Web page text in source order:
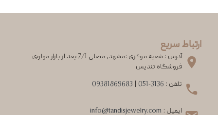
ارتباط سریع
آدرس : شعبه مرکزی :مشهد، مصلی 7/1 بعد از بازار مولوی
فروشگاه تندیس
تلفن : 051-3136
09381869683
ایمیل : info@tandisjewelry.com